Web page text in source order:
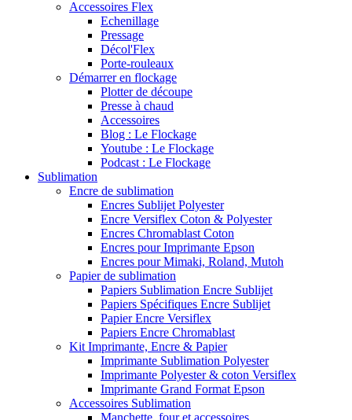
Accessoires Flex
Echenillage
Pressage
Décol'Flex
Porte-rouleaux
Démarrer en flockage
Plotter de découpe
Presse à chaud
Accessoires
Blog : Le Flockage
Youtube : Le Flockage
Podcast : Le Flockage
Sublimation
Encre de sublimation
Encres Sublijet Polyester
Encre Versiflex Coton & Polyester
Encres Chromablast Coton
Encres pour Imprimante Epson
Encres pour Mimaki, Roland, Mutoh
Papier de sublimation
Papiers Sublimation Encre Sublijet
Papiers Spécifiques Encre Sublijet
Papier Encre Versiflex
Papiers Encre Chromablast
Kit Imprimante, Encre & Papier
Imprimante Sublimation Polyester
Imprimante Polyester & coton Versiflex
Imprimante Grand Format Epson
Accessoires Sublimation